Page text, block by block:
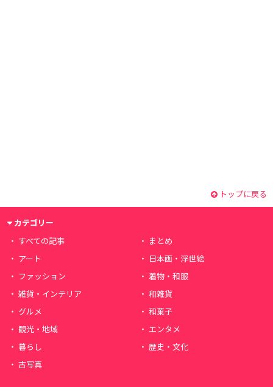
トップに戻る
カテゴリー
すべての記事
まとめ
アート
日本画・浮世絵
ファッション
着物・和服
雑貨・インテリア
和雑貨
グルメ
和菓子
観光・地域
エンタメ
暮らし
歴史・文化
古写真